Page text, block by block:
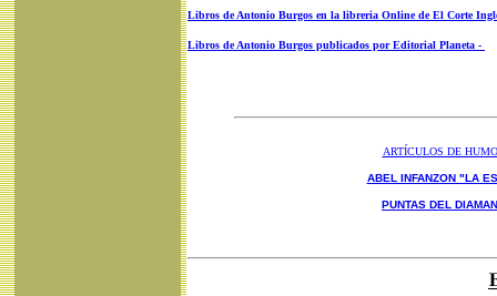
Libros de Antonio Burgos en la libreria Online de El Corte
Libros de Antonio Burgos publicados por Editorial Planeta -
ARTÍCULOS DE
ABEL INFANZON "LA
PUNTAS DEL